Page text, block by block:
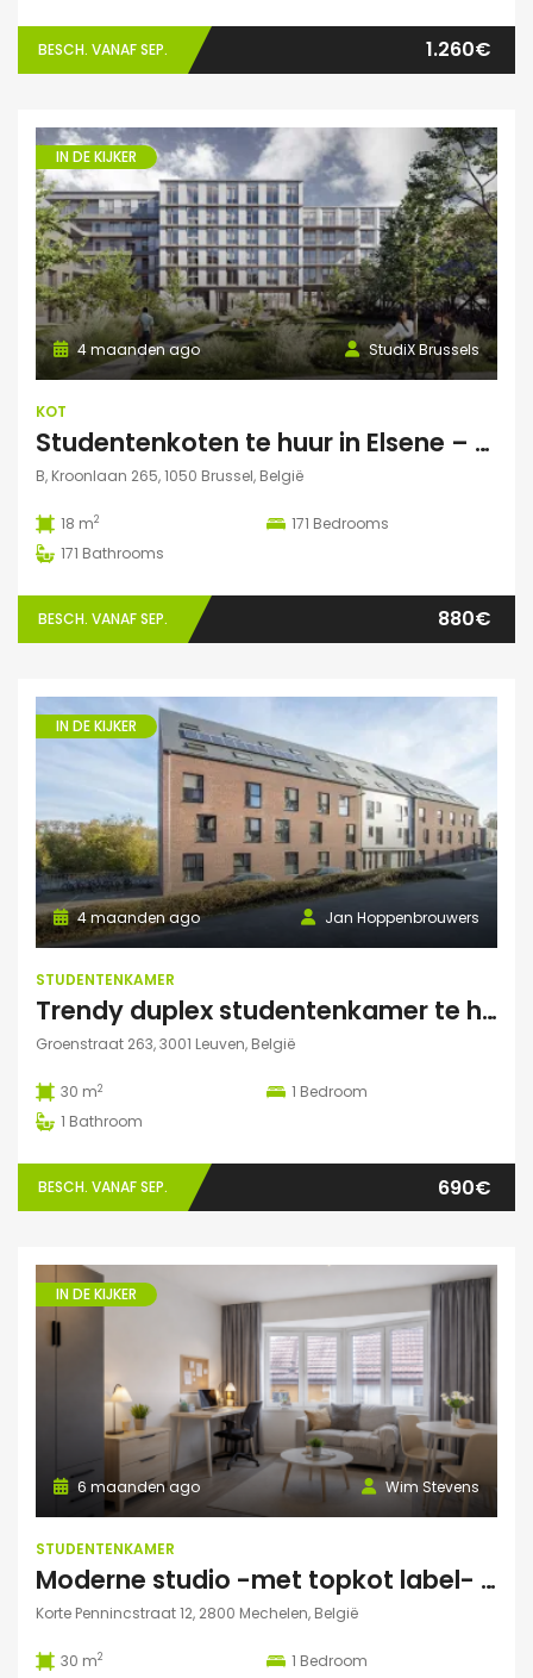
BESCH. VANAF SEP. 1.260€
IN DE KIJKER
StudiX Brussels
4 maanden ago
KOT
Studentenkoten te huur in Elsene – Residentie StudiX
B, Kroonlaan 265, 1050 Brussel, België
18 m2 171 Bedrooms
171 Bathrooms
BESCH. VANAF SEP. 880€
IN DE KIJKER
Jan Hoppenbrouwers
4 maanden ago
STUDENTENKAMER
Trendy duplex studentenkamer te huur met grote zonnige tuin, grote polyvalente ruimte (chillen, spelletjes…) en fietsenberging
Groenstraat 263, 3001 Leuven, België
30 m2 1 Bedroom
1 Bathroom
BESCH. VANAF SEP. 690€
IN DE KIJKER
Wim Stevens
6 maanden ago
STUDENTENKAMER
Moderne studio -met topkot label- te huur gelegen in hartje Mechelen
Korte Pennincstraat 12, 2800 Mechelen, België
30 m2 1 Bedroom